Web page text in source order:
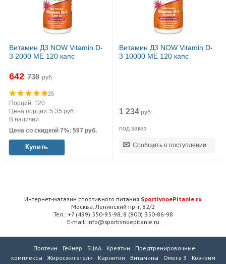
Витамин Д3 NOW Vitamin D-
3 2000 МЕ 120 капс
642 руб.
25
Порций: 120
Цена порции: 5.35 руб.
В наличии
Цена со скидкой 7%: 597 руб.
Купить
Витамин Д3 NOW Vitamin D-
3 10000 МЕ 120 капс
1 234 руб.
под заказ
Сообщить о поступлении
Интернет-магазин спортивного питания SportivnoePitanie.ru
Москва, Ленинский пр-т, 82/2
Тел.: +7 (499) 550-95-98, 8 (800) 350-86-98
E-mail: info@sportivnoepitanie.ru
Протеин Гейнер БЦАА Креатин
Предтренировочные
комплексы
Жиросжигатели Карнитин Витамины Омега 3
Коэнзим